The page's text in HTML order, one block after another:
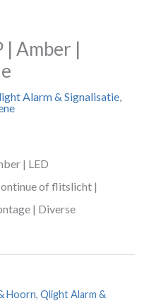
| Amber |
Alarm & Signalisatie,
| LED
of flitslicht |
| Diverse
Hoorn, Qlight Alarm &